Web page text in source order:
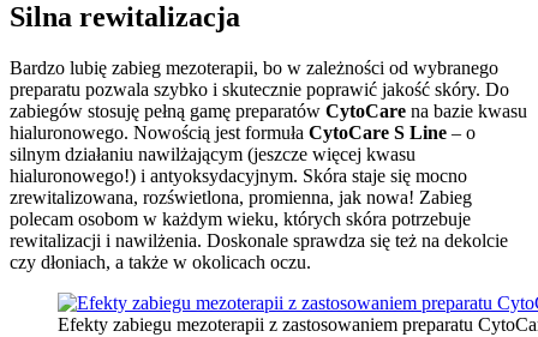
Silna rewitalizacja
Bardzo lubię zabieg mezoterapii, bo w zależności od wybranego
preparatu pozwala szybko i skutecznie poprawić jakość skóry. Do
zabiegów stosuję pełną gamę preparatów CytoCare na bazie kwasu
hialuronowego. Nowością jest formuła CytoCare S Line – o
silnym działaniu nawilżającym (jeszcze więcej kwasu
hialuronowego!) i antyoksydacyjnym. Skóra staje się mocno
zrewitalizowana, rozświetlona, promienna, jak nowa! Zabieg
polecam osobom w każdym wieku, których skóra potrzebuje
rewitalizacji i nawilżenia. Doskonale sprawdza się też na dekolcie
czy dłoniach, a także w okolicach oczu.
Efekty zabiegu mezoterapii z zastosowaniem preparatu